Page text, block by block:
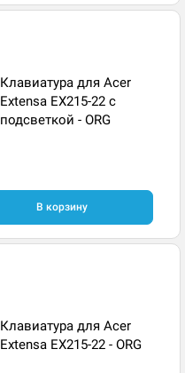
Клавиатура для Acer
Extensa EX215-22 с
подсветкой - ORG
В корзину
Клавиатура для Acer
Extensa EX215-22 - ORG